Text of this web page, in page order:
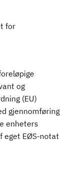
for
og
(EU)
gjennomføring
enheters
eget EØS-notat